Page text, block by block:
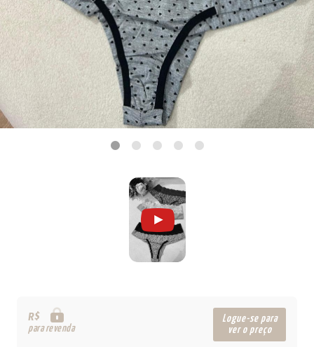
R$
para revenda
Logue-se para
ver o preço